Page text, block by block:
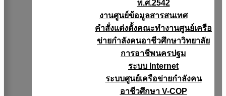
พ.ศ.2542
งานศูนย์ข้อมูลสารสนเทศ
คำสั่งแต่งตั้งคณะทำงานศูนย์เครือ
ข่ายกำลังคนอาชีวศึกษาวิทยาลัย
การอาชีพนครปฐม
ระบบ Internet
ระบบศูนย์เครือข่ายกำลังคน
อาชีวศึกษา V-COP